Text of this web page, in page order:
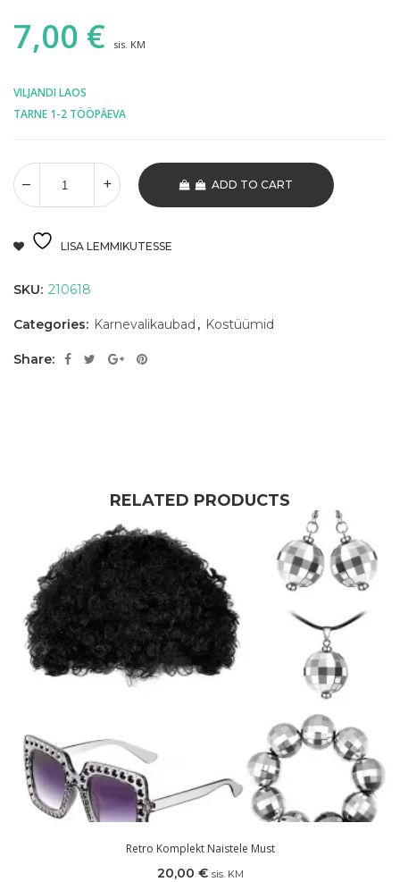
7,00 € sis. KM
VILJANDI LAOS
TARNE 1-2 TÖÖPÄEVA
ADD TO CART
LISA LEMMIKUTESSE
SKU: 210618
Categories: Karnevalikaubad , Kostüümid
Share:
RELATED PRODUCTS
Retro Komplekt Naistele Must
20,00 € sis. KM